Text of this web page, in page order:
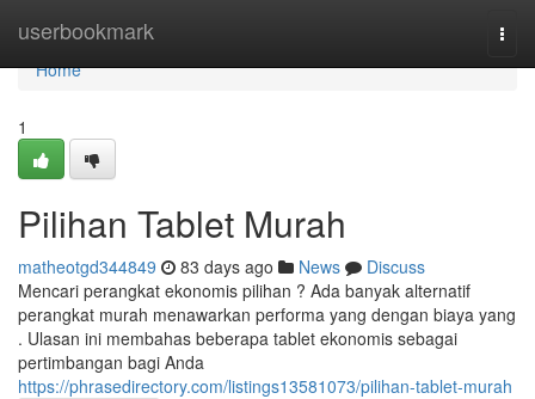
userbookmark
Home
Home
1
Pilihan Tablet Murah
matheotgd344849 83 days ago News
Discuss
Mencari perangkat ekonomis pilihan ? Ada banyak alternatif
perangkat murah menawarkan performa yang dengan biaya yang
. Ulasan ini membahas beberapa tablet ekonomis sebagai
pertimbangan bagi Anda
https://phrasedirectory.com/listings13581073/pilihan-tablet-murah